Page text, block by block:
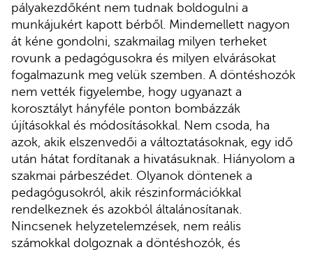
pályakezdőként nem tudnak boldogulni a
munkájukért kapott bérből. Mindemellett nagyon
át kéne gondolni, szakmailag milyen terheket
rovunk a pedagógusokra és milyen elvárásokat
fogalmazunk meg velük szemben. A döntéshozók
nem vették figyelembe, hogy ugyanazt a
korosztályt hányféle ponton bombázzák
újításokkal és módosításokkal. Nem csoda, ha
azok, akik elszenvedői a változtatásoknak, egy idő
után hátat fordítanak a hivatásuknak. Hiányolom a
szakmai párbeszédet. Olyanok döntenek a
pedagógusokról, akik részinformációkkal
rendelkeznek és azokból általánosítanak.
Nincsenek helyzetelemzések, nem reális
számokkal dolgoznak a döntéshozók, és